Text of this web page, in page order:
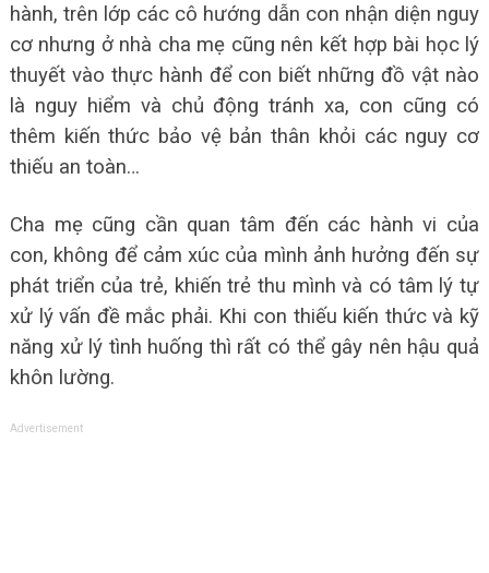
hành, trên lớp các cô hướng dẫn con nhận diện nguy
cơ nhưng ở nhà cha mẹ cũng nên kết hợp bài học lý
thuyết vào thực hành để con biết những đồ vật nào
là nguy hiểm và chủ động tránh xa, con cũng có
thêm kiến thức bảo vệ bản thân khỏi các nguy cơ
thiếu an toàn…
Cha mẹ cũng cần quan tâm đến các hành vi của
con, không để cảm xúc của mình ảnh hưởng đến sự
phát triển của trẻ, khiến trẻ thu mình và có tâm lý tự
xử lý vấn đề mắc phải. Khi con thiếu kiến thức và kỹ
năng xử lý tình huống thì rất có thể gây nên hậu quả
khôn lường.
Advertisement